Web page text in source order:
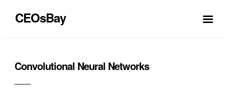
CEOsBay
Convolutional Neural Networks